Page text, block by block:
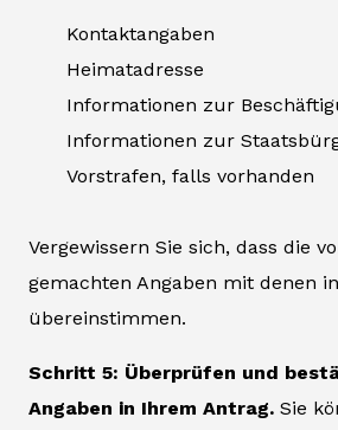
Kontaktangaben
Heimatadresse
Informationen zur
Informationen zur
Vorstrafen, falls vorhanden
Vergewissern Sie sich, dass die
gemachten Angaben mit denen
übereinstimmen.
Schritt 5: Überprüfen und
Angaben in Ihrem Antrag. Sie